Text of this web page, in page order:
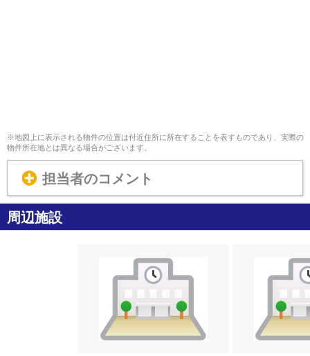
※地図上に表示される物件の位置は付近住所に所在することを表すものであり、実際の
物件所在地とは異なる場合がございます。
担当者のコメント
周辺施設